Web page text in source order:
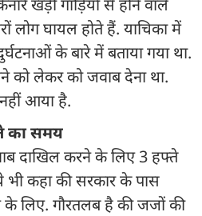
लोग घायल होते हैं. याचिका में
के बारे में बताया गया था.
को लेकर को जवाब देना था.
आया है.
का समय
दाखिल करने के लिए 3 हफ्ते
भी कहा की सरकार के पास
लिए. गौरतलब है की जजों की